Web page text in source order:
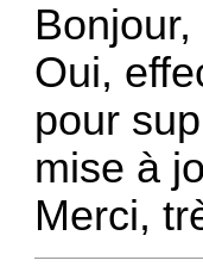
Bonjour,
Oui,
pour
mise à
Merci,